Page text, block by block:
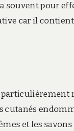
souvent pour
car il
cutanés
et les